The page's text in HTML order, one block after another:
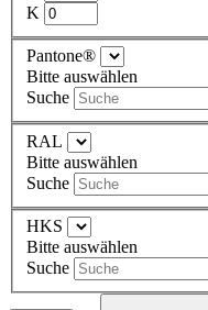
K
Pantone®
Bitte auswählen
Suche
RAL
Bitte auswählen
Suche
HKS
Bitte auswählen
Suche